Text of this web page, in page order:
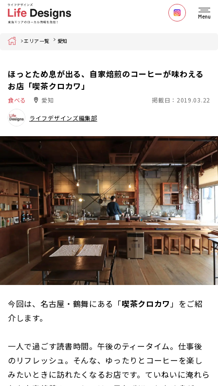
Menu
Home エリア一覧 愛知
ほっとため息が出る、自家焙煎のコーヒーが味わえる
お店「喫茶クロカワ」
食べる 愛知 掲載日：2019.03.22
ライフデザインズ編集部
今回は、名古屋・鶴舞にある「喫茶クロカワ」をご紹
介します。
一人で過ごす読書時間。午後のティータイム。仕事後
のリフレッシュ。そんな、ゆったりとコーヒーを楽し
みたいときに訪れたくなるお店です。ていねいに淹れら